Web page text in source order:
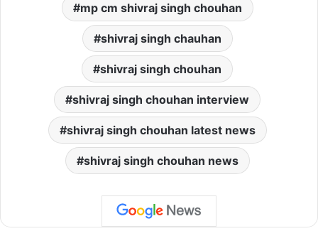
mp cm shivraj singh chouhan
shivraj singh chauhan
shivraj singh chouhan
shivraj singh chouhan interview
shivraj singh chouhan latest news
shivraj singh chouhan news